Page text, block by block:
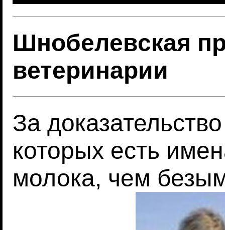
Шнобелевская
ветеринарии
За
которых есть
молока, чем